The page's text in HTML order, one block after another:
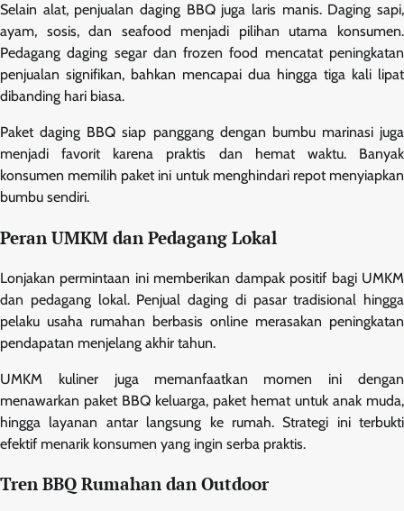
Selain alat, penjualan daging BBQ juga laris manis. Daging sapi,
ayam, sosis, dan seafood menjadi pilihan utama konsumen.
Pedagang daging segar dan frozen food mencatat peningkatan
penjualan signifikan, bahkan mencapai dua hingga tiga kali lipat
dibanding hari biasa.
Paket daging BBQ siap panggang dengan bumbu marinasi juga
menjadi favorit karena praktis dan hemat waktu. Banyak
konsumen memilih paket ini untuk menghindari repot menyiapkan
bumbu sendiri.
Peran UMKM dan Pedagang Lokal
Lonjakan permintaan ini memberikan dampak positif bagi UMKM
dan pedagang lokal. Penjual daging di pasar tradisional hingga
pelaku usaha rumahan berbasis online merasakan peningkatan
pendapatan menjelang akhir tahun.
UMKM kuliner juga memanfaatkan momen ini dengan
menawarkan paket BBQ keluarga, paket hemat untuk anak muda,
hingga layanan antar langsung ke rumah. Strategi ini terbukti
efektif menarik konsumen yang ingin serba praktis.
Tren BBQ Rumahan dan Outdoor